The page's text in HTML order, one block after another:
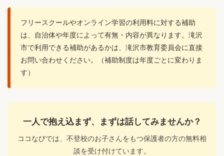
フリースクールやオンライン学習の利用料に対する補助
は、自治体や年度によって有無・内容が異なります。滝沢
市で利用できる補助があるかは、滝沢市教育委員会に直接
お問い合わせください。（補助制度は年度ごとに変わりま
す）
一人で抱え込まず、まずは話してみませんか？
ココなびでは、不登校のお子さんをもつ保護者の方の無料相
談を受け付けています。